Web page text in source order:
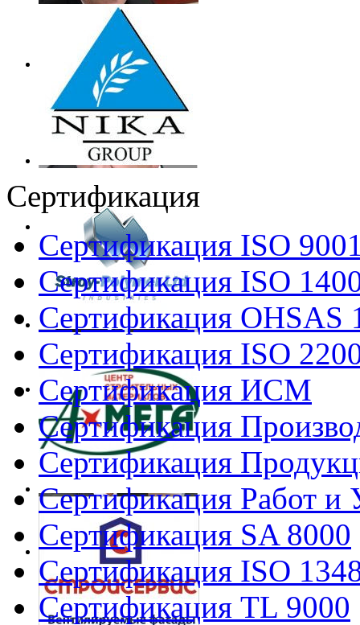
Сертификация
Сертификация ISO
Сертификация ISO
Сертификация OHSAS
Сертификация ISO
Сертификация ИСМ
Сертификация
Сертификация
Сертификация Работ и
Сертификация SA 8000
Сертификация ISO
Сертификация TL 9000